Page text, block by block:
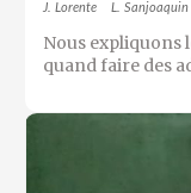
J. Lorente L. Sanjoaquin
Nous expliquons
quand faire des